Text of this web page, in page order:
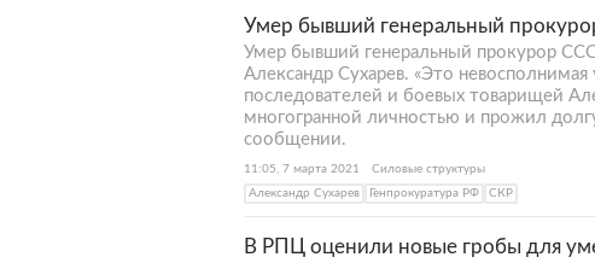
Умер бывший генеральный
Умер бывший генеральный прокурор
Александр Сухарев. «Это невосполнимая
последователей и боевых товарищей
многогранной личностью и прожил
сообщении.
11:05, 7 марта 2021
Силовые структуры
Александр Сухарев
Генпрокуратура РФ СКР
В РПЦ оценили новые гробы для